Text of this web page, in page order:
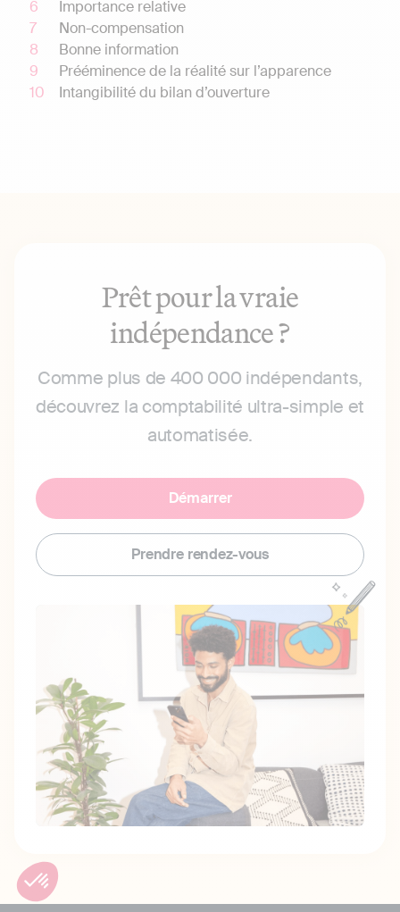
Importance relative
Non-compensation
Bonne information
Prééminence de la réalité sur l’apparence
Intangibilité du bilan d’ouverture
Prêt pour la vraie
indépendance ?
Comme plus de 400 000 indépendants,
découvrez la comptabilité ultra-simple et
automatisée.
Démarrer
Prendre rendez-vous